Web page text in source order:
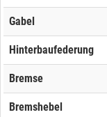
Gabel
Hinterbaufederung
Bremse
Bremshebel